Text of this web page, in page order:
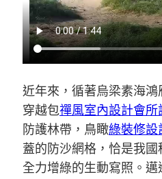
近年來，循著烏梁素海鴻
穿越包禪風室內設計會所
防護林帶，鳥瞰綠裝修設
蓋的防沙網格，恰是我國
全力增綠的生動寫照。邁